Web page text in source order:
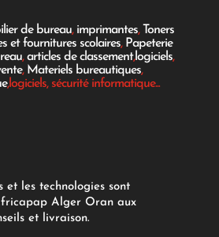
de bureau, imprimantes, Toners
et fournitures scolaires, Papeterie
,articles de classement,logiciels,
, Materiels bureautiques,
,logiciels, sécurité informatique...
et les technologies sont
Alger Oran aux
et livraison.